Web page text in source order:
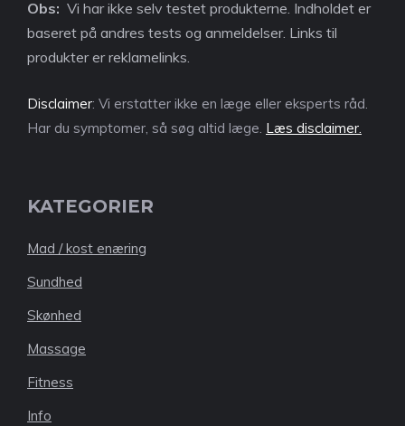
Obs: Vi har ikke selv testet produkterne. Indholdet er
baseret på andres tests og anmeldelser. Links til
produkter er reklamelinks.
Disclaimer: Vi erstatter ikke en læge eller eksperts råd.
Har du symptomer, så søg altid læge. Læs disclaimer.
KATEGORIER
Mad / kost enæring
Sundhed
Skønhed
Massage
Fitness
Info